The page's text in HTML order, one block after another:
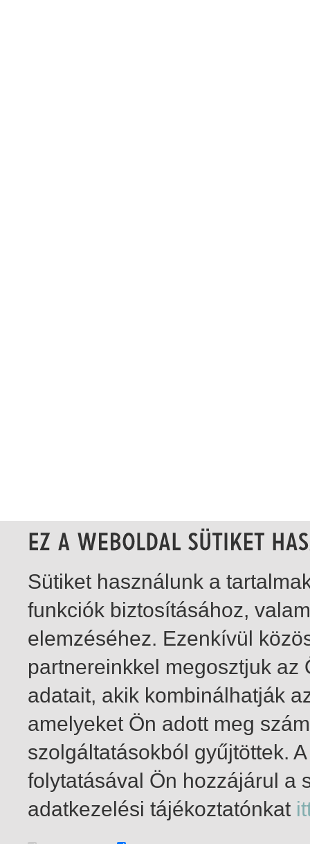
1-2 / total 2 hit
Sütiket használunk a
funkciók biztosításához,
elemzéséhez. Ezenkívül
partnereinkkel megosztjuk
adatait, akik kombinálhatják
amelyeket Ön adott meg
szolgáltatásokból gyűjtöttek.
folytatásával Ön hozzájárul a
adatkezelési tájékoztatónkat